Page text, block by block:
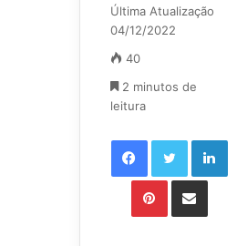
mail
Última Atualização
04/12/2022
40
2 minutos de
leitura
FacebookTwitter
PinterestCompartilhar via e-mail